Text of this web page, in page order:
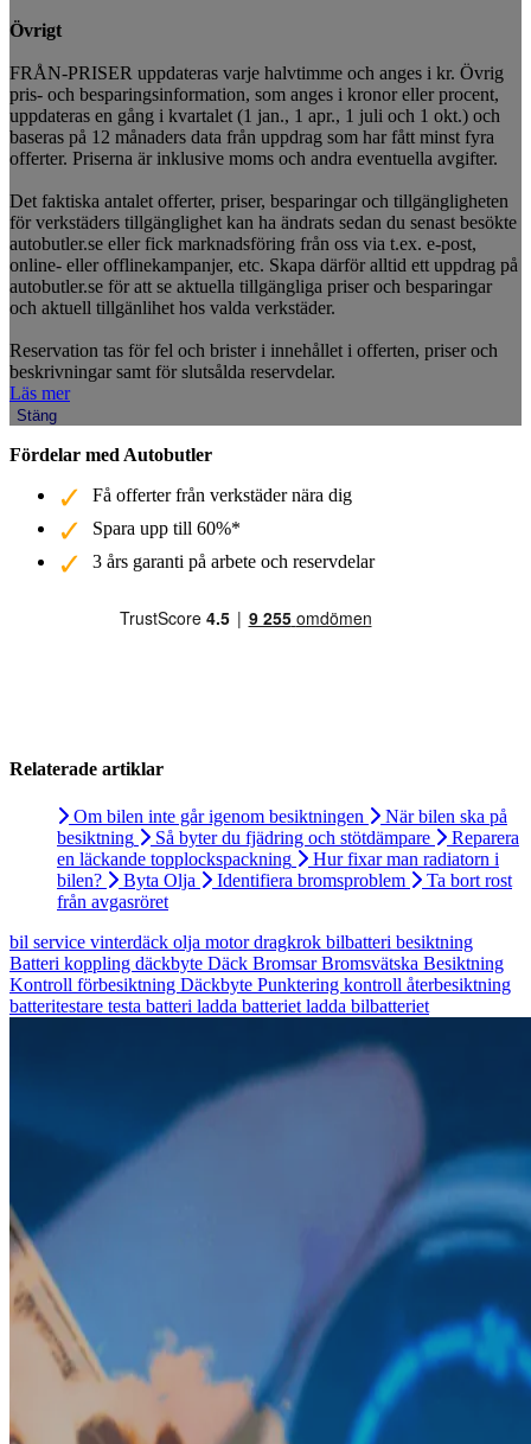
Övrigt
FRÅN-PRISER uppdateras varje halvtimme och anges i kr. Övrig
pris- och besparingsinformation, som anges i kronor eller procent,
uppdateras en gång i kvartalet (1 jan., 1 apr., 1 juli och 1 okt.) och
baseras på 12 månaders data från uppdrag som har fått minst fyra
offerter. Priserna är inklusive moms och andra eventuella avgifter.
Det faktiska antalet offerter, priser, besparingar och tillgängligheten
för verkstäders tillgänglighet kan ha ändrats sedan du senast besökte
autobutler.se eller fick marknadsföring från oss via t.ex. e-post,
online- eller offlinekampanjer, etc. Skapa därför alltid ett uppdrag på
autobutler.se för att se aktuella tillgängliga priser och besparingar
och aktuell tillgänlihet hos valda verkstäder.
Reservation tas för fel och brister i innehållet i offerten, priser och
beskrivningar samt för slutsålda reservdelar.
Läs mer
Stäng
Fördelar med Autobutler
Få offerter från verkstäder nära dig
Spara upp till 60%*
3 års garanti på arbete och reservdelar
Relaterade artiklar
Om bilen inte går igenom besiktningen
När bilen ska på
besiktning
Så byter du fjädring och stötdämpare
Reparera
en läckande topplockspackning
Hur fixar man radiatorn i
bilen?
Byta Olja Identifiera bromsproblem
Ta bort rost
från avgasröret
bil service vinterdäck olja motordragkrok bilbatteri besiktning
Batteri koppling däckbyte Däck BromsarBromsvätska Besiktning
Kontroll förbesiktning Däckbyte Punktering kontroll återbesiktning
batteritestare testa batteri ladda batteriet ladda bilbatteriet